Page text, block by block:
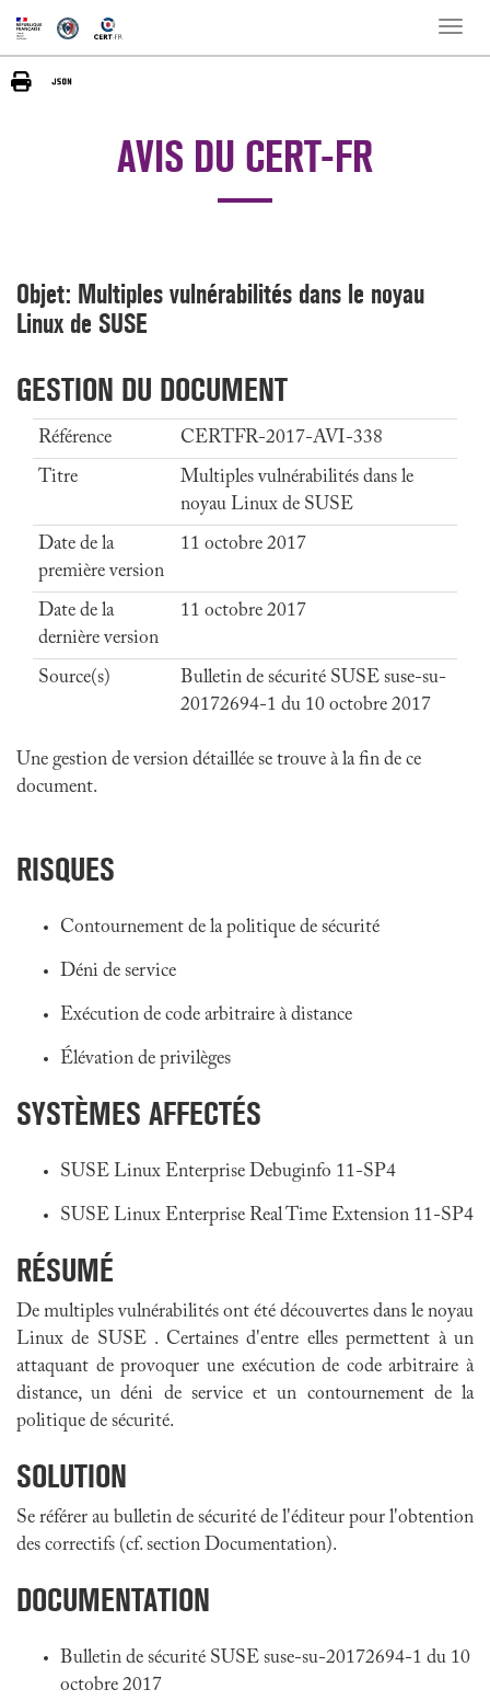
Toggle
AVIS DU CERT-FR
Objet: Multiples vulnérabilités dans le noyau
Linux de SUSE
GESTION DU DOCUMENT
Référence
CERTFR-2017-AVI-338
Titre
Multiples vulnérabilités dans le
noyau Linux de SUSE
Date de la
première version
11 octobre 2017
Date de la
dernière version
11 octobre 2017
Source(s)
Bulletin de sécurité SUSE suse-su-
20172694-1 du 10 octobre 2017
Une gestion de version détaillée se trouve à la fin de ce
document.
RISQUES
Contournement de la politique de sécurité
Déni de service
Exécution de code arbitraire à distance
Élévation de privilèges
SYSTÈMES AFFECTÉS
SUSE Linux Enterprise Debuginfo 11-SP4
SUSE Linux Enterprise Real Time Extension 11-SP4
RÉSUMÉ
De multiples vulnérabilités ont été découvertes dans le noyau
Linux de SUSE . Certaines d'entre elles permettent à un
attaquant de provoquer une exécution de code arbitraire à
distance, un déni de service et un contournement de la
politique de sécurité.
SOLUTION
Se référer au bulletin de sécurité de l'éditeur pour l'obtention
des correctifs (cf. section Documentation).
DOCUMENTATION
Bulletin de sécurité SUSE suse-su-20172694-1 du 10
octobre 2017